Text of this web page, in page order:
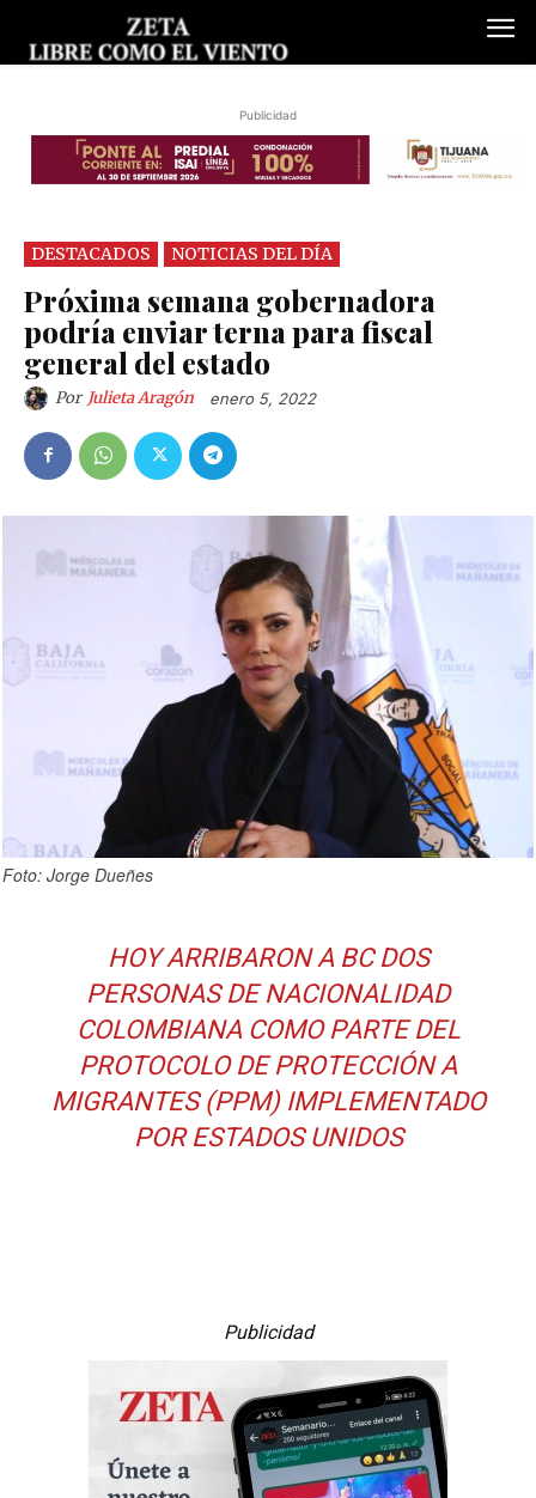
Publicidad
DESTACADOS NOTICIAS DEL DÍA
Próxima semana gobernadora
podría enviar terna para fiscal
general del estado
Por Julieta Aragón enero 5, 2022
Foto: Jorge Dueñes
HOY ARRIBARON A BC DOS
PERSONAS DE NACIONALIDAD
COLOMBIANA COMO PARTE DEL
PROTOCOLO DE PROTECCIÓN A
MIGRANTES (PPM) IMPLEMENTADO
POR ESTADOS UNIDOS
Publicidad